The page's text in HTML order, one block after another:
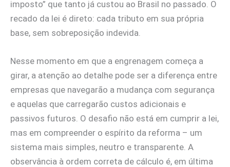
imposto” que tanto já custou ao Brasil no passado. O
recado da lei é direto: cada tributo em sua própria
base, sem sobreposição indevida.
Nesse momento em que a engrenagem começa a
girar, a atenção ao detalhe pode ser a diferença entre
empresas que navegarão a mudança com segurança
e aquelas que carregarão custos adicionais e
passivos futuros. O desafio não está em cumprir a lei,
mas em compreender o espírito da reforma – um
sistema mais simples, neutro e transparente. A
observância à ordem correta de cálculo é, em última